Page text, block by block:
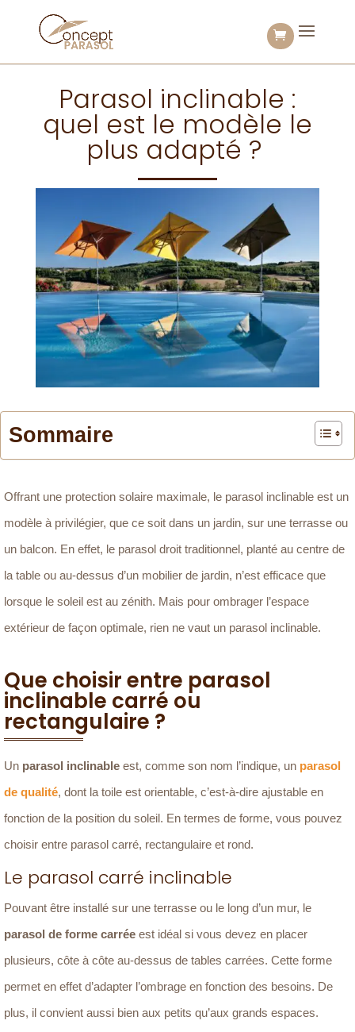
Parasol inclinable :
quel est le modèle le
plus adapté ?
Sommaire
Offrant une protection solaire maximale, le parasol inclinable est un
modèle à privilégier, que ce soit dans un jardin, sur une terrasse ou
un balcon. En effet, le parasol droit traditionnel, planté au centre de
la table ou au-dessus d’un mobilier de jardin, n’est efficace que
lorsque le soleil est au zénith. Mais pour ombrager l’espace
extérieur de façon optimale, rien ne vaut un parasol inclinable.
Que choisir entre parasol
inclinable carré ou
rectangulaire ?
Un parasol inclinable est, comme son nom l’indique, un parasol
de qualité, dont la toile est orientable, c’est-à-dire ajustable en
fonction de la position du soleil. En termes de forme, vous pouvez
choisir entre parasol carré, rectangulaire et rond.
Le parasol carré inclinable
Pouvant être installé sur une terrasse ou le long d’un mur, le
parasol de forme carrée est idéal si vous devez en placer
plusieurs, côte à côte au-dessus de tables carrées. Cette forme
permet en effet d’adapter l’ombrage en fonction des besoins. De
plus, il convient aussi bien aux petits qu’aux grands espaces.